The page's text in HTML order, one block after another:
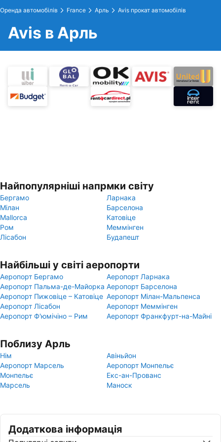
Оренда автомобілів France Арль Avis прокат автомобілів
Avis в Арль
Найпопулярніші напрмки світу
Бергамо
Ларнака
Мілан
Барселона
Mallorca
Катовіце
Ром
Меммінген
Лісабон
Будапешт
Найбільші у світі аеропорти
Аеропорт Бергамо
Аеропорт Ларнака
Аеропорт Пальма-де-Майорка Аеропорт Барселона
Аеропорт Пижовіце – Катовіце Аеропорт Мілан-Мальпенса
Аеропорт Лісабон
Аеропорт Меммінген
Аеропорт Ф'юмічіно – Рим
Аеропорт Франкфурт-на-Майні
Поблизу Арль
Нім
Авіньйон
Аеропорт Марсель
Аеропорт Монпельє
Монпельє
Екс-ан-Прованс
Марсель
Маноск
Додаткова інформація